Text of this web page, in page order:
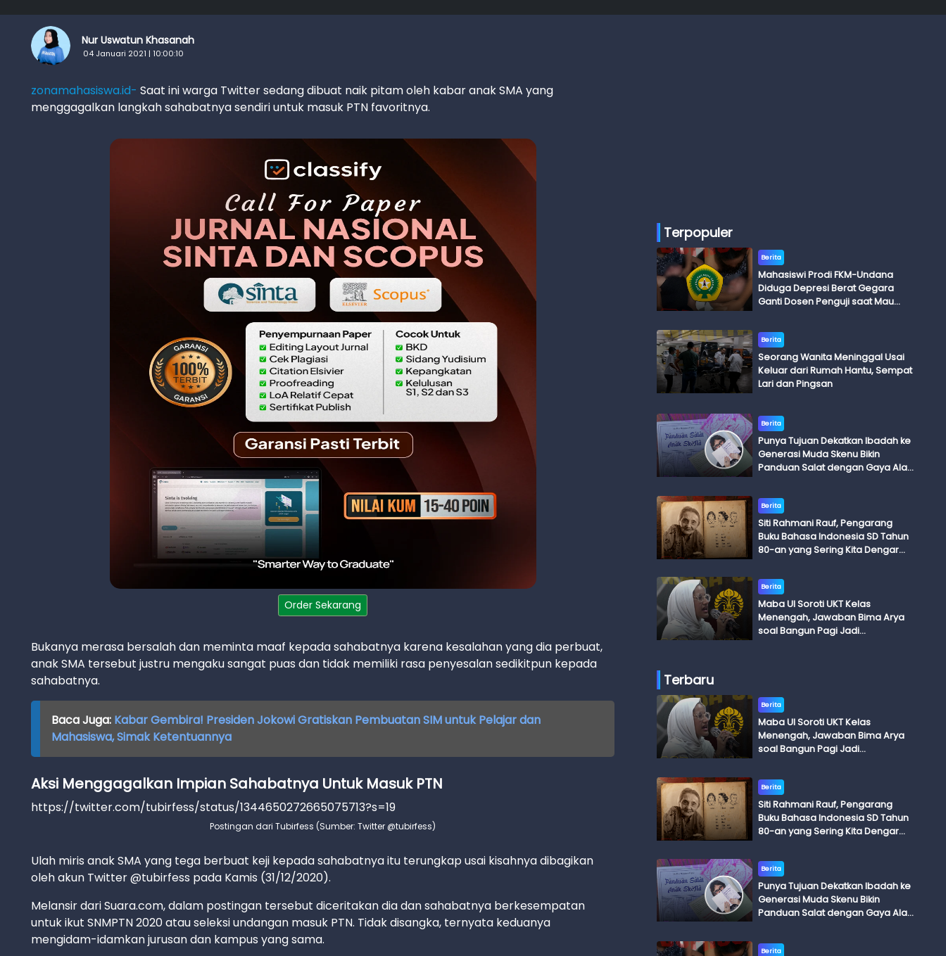
Nur Uswatun Khasanah
04 Januari 2021 | 10:00:10
zonamahasiswa.id- Saat ini warga Twitter sedang dibuat naik pitam oleh kabar anak SMA yang
menggagalkan langkah sahabatnya sendiri untuk masuk PTN favoritnya.
Order Sekarang
Bukanya merasa bersalah dan meminta maaf kepada sahabatnya karena kesalahan yang dia perbuat,
anak SMA tersebut justru mengaku sangat puas dan tidak memiliki rasa penyesalan sedikitpun kepada
sahabatnya.
Baca Juga: Kabar Gembira! Presiden Jokowi Gratiskan Pembuatan SIM untuk Pelajar dan
Mahasiswa, Simak Ketentuannya
Aksi Menggagalkan Impian Sahabatnya Untuk Masuk PTN
https://twitter.com/tubirfess/status/1344650272665075713?s=19
Postingan dari Tubirfess (Sumber: Twitter @tubirfess)
Ulah miris anak SMA yang tega berbuat keji kepada sahabatnya itu terungkap usai kisahnya dibagikan
oleh akun Twitter @tubirfess pada Kamis (31/12/2020).
Melansir dari Suara.com, dalam postingan tersebut diceritakan dia dan sahabatnya berkesempatan
untuk ikut SNMPTN 2020 atau seleksi undangan masuk PTN. Tidak disangka, ternyata keduanya
mengidam-idamkan jurusan dan kampus yang sama.
Terpopuler
Berita
Mahasiswi Prodi FKM-Undana
Diduga Depresi Berat Gegara
Ganti Dosen Penguji saat Mau
Berita
Seorang Wanita Meninggal Usai
Keluar dari Rumah Hantu, Sempat
Lari dan Pingsan
Berita
Punya Tujuan Dekatkan Ibadah ke
Generasi Muda Skenu Bikin
Panduan Salat dengan Gaya Ala
Berita
Siti Rahmani Rauf, Pengarang
Buku Bahasa Indonesia SD Tahun
80-an yang Sering Kita Dengar
Adik Budi
Berita
Maba UI Soroti UKT Kelas
Menengah, Jawaban Bima Arya
soal Bangun Pagi Jadi
Terbaru
Berita
Maba UI Soroti UKT Kelas
Menengah, Jawaban Bima Arya
soal Bangun Pagi Jadi
Berita
Siti Rahmani Rauf, Pengarang
Buku Bahasa Indonesia SD Tahun
80-an yang Sering Kita Dengar
Adik Budi
Berita
Punya Tujuan Dekatkan Ibadah ke
Generasi Muda Skenu Bikin
Panduan Salat dengan Gaya Ala
Berita